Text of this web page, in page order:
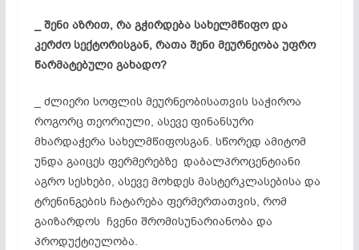
_ შენი აზრით, რა გჭირდება სახელმწიფოდა
კერძო სექტორისგან, რათა შენი მეურნეობა უფრო
წარმატებული გახადო?
_ ძლიერი სოფლის მეურნეობისათვის საჭიროა
როგორც თეორიული, ასევე ფინანსური
მხარდაჭერა სახელმწიფოსგან. სწორედ ამიტომ
უნდა გაიცეს ფერმერებზე დაბალპროცენტიანი
აგრო სესხები, ასევე მოხდეს მასტერკლასებისა და
ტრენინგების ჩატარება ფერმერთათვის, რომ
გაიზარდოს ჩვენი შრომისუნარიანობა და
პროდუქტიულობა.